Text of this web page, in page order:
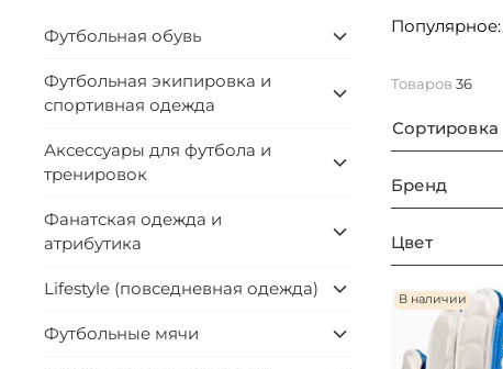
Популярное:
Товаров 36
Сортировка
Бренд
Цвет
В наличии
Футбольная обувь
Футбольная экипировка и
спортивная одежда
Аксессуары для футбола и
тренировок
Фанатская одежда и
атрибутика
Lifestyle (повседневная одежда)
Футбольные мячи